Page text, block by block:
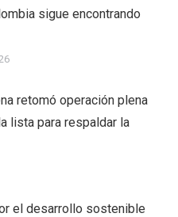
sigue encontrando
retomó operación plena
lista para respaldar la
el desarrollo sostenible